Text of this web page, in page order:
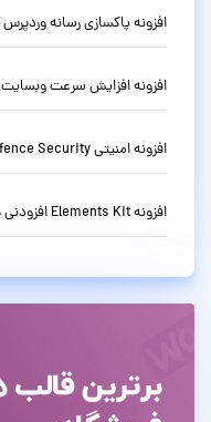
افزونه پاکسازی رسانه وردپرس Media Cleaner Pro نسخه 7.0.8
افزونه افزایش سرعت وبسایت Perfmatters وردپرس نسخه 2.6.6
افزونه امنیتی Wordfence Security وردپرس نسخه 8.1.4
افزونه Elements Kit افزودنی های المنتور وردپرس نسخه 4.5.3